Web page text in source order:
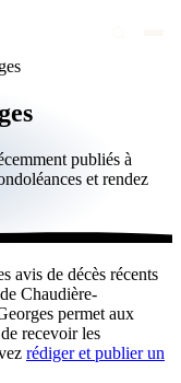
publiés à
et rendez
avis de décès récents
Chaudière-
permet aux
recevoir les
rédiger et publier un